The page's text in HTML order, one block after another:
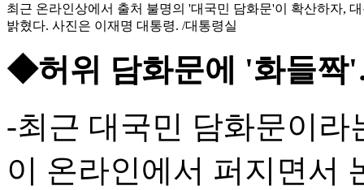
최근 온라인상에서 출처 불명의 '대국민 담화문'이 확산하자,
밝혔다. 사진은 이재명 대통령. /대통령실
◆허위 담화문에 '화들짝
-최근 대국민 담화문이
이 온라인에서 퍼지면서